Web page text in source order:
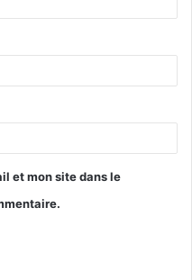
et mon site dans le